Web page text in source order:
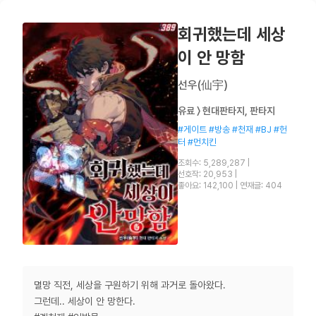
회귀했는데 세상
이 안 망함
선우(仙宇)
유료 〉 현대판타지, 판타지
#게이트 #방송 #천재 #BJ #헌
터 #먼치킨
조회수: 5,289,287
선호작: 20,953
좋아요: 142,100
연재글: 404
멸망 직전, 세상을 구원하기 위해 과거로 돌아왔다.
그런데.. 세상이 안 망한다.